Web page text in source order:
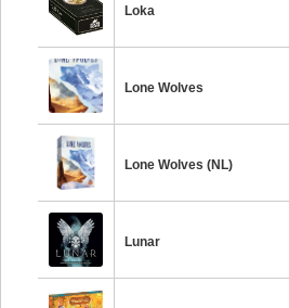
Loka
Lone Wolves
Lone Wolves (NL)
Lunar